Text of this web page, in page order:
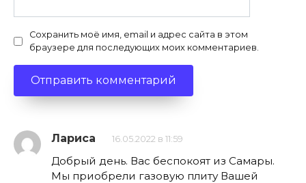
Сохранить моё имя, email и адрес сайта в этом
браузере для последующих моих комментариев.
Лариса 16.05.2022 в 11:59
Добрый день. Вас беспокоят из Самары.
Мы приобрели газовую плиту Вашей